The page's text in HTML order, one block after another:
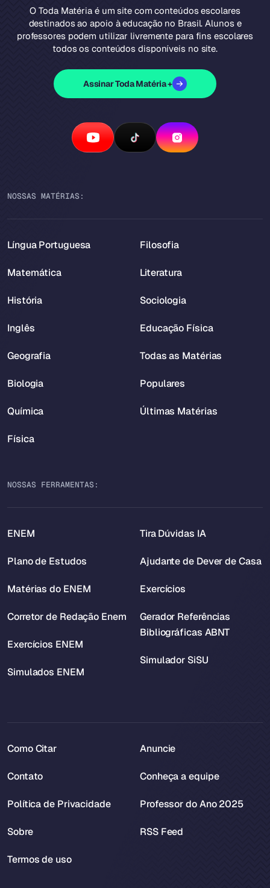
O Toda Matéria é um site com conteúdos escolares
destinados ao apoio à educação no Brasil. Alunos e
professores podem utilizar livremente para fins escolares
todos os conteúdos disponíveis no site.
Assinar Toda Matéria +
NOSSAS MATÉRIAS:
Língua Portuguesa
Matemática
História
Inglês
Geografia
Biologia
Química
Física
Filosofia
Literatura
Sociologia
Educação Física
Todas as Matérias
Populares
Últimas Matérias
NOSSAS FERRAMENTAS:
ENEM
Plano de Estudos
Matérias do ENEM
Corretor de Redação Enem
Exercícios ENEM
Simulados ENEM
Tira Dúvidas IA
Ajudante de Dever de Casa
Exercícios
Gerador Referências
Bibliográficas ABNT
Simulador SiSU
Como Citar
Contato
Política de Privacidade
Sobre
Termos de uso
Anuncie
Conheça a equipe
Professor do Ano 2025
RSS Feed